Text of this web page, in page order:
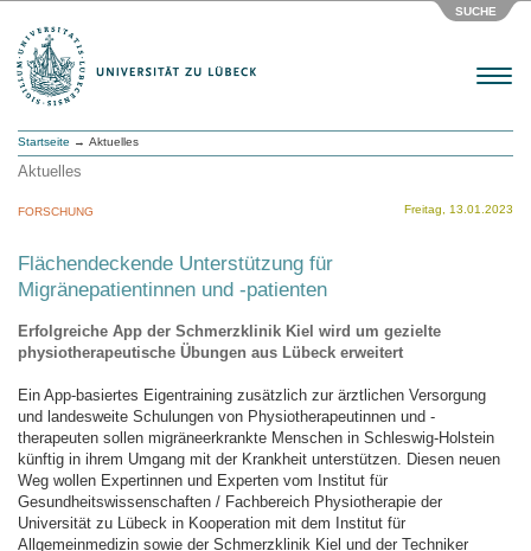
SUCHE
Menu
Startseite → Aktuelles
Aktuelles
Freitag, 13.01.2023
FORSCHUNG
Flächendeckende Unterstützung für
Migränepatientinnen und -patienten
Erfolgreiche App der Schmerzklinik Kiel wird um gezielte
physiotherapeutische Übungen aus Lübeck erweitert
Ein App-basiertes Eigentraining zusätzlich zur ärztlichen Versorgung
und landesweite Schulungen von Physiotherapeutinnen und -
therapeuten sollen migräneerkrankte Menschen in Schleswig-Holstein
künftig in ihrem Umgang mit der Krankheit unterstützen. Diesen neuen
Weg wollen Expertinnen und Experten vom Institut für
Gesundheitswissenschaften / Fachbereich Physiotherapie der
Universität zu Lübeck in Kooperation mit dem Institut für
Allgemeinmedizin sowie der Schmerzklinik Kiel und der Techniker